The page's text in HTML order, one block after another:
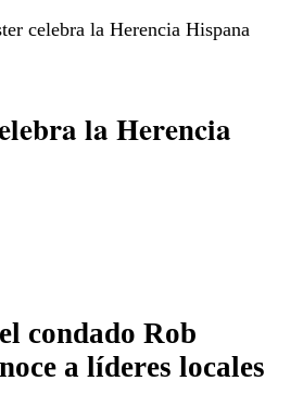
celebra la Herencia Hispana
la Herencia
condado Rob
a líderes locales